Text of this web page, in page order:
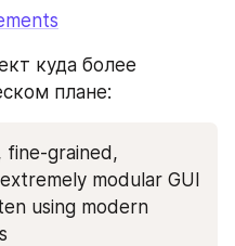
куда более
плане:
fine-grained,
modular GUI
using modern